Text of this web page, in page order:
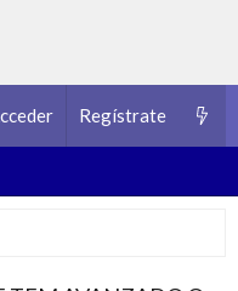
Recursos
Regístrate